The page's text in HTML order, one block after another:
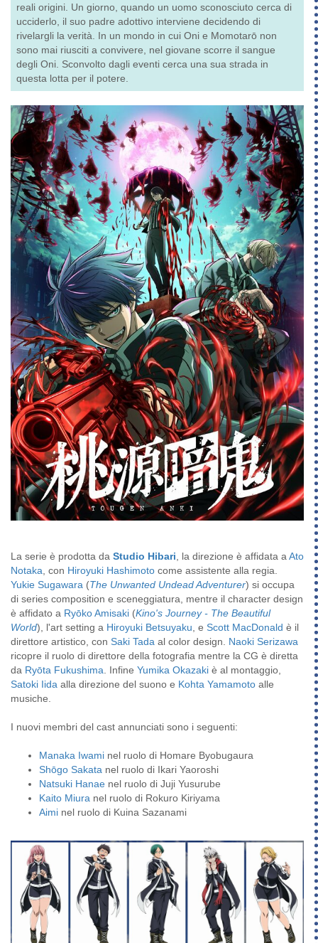
reali origini. Un giorno, quando un uomo sconosciuto cerca di
ucciderlo, il suo padre adottivo interviene decidendo di
rivelargli la verità. In un mondo in cui Oni e Momotarō non
sono mai riusciti a convivere, nel giovane scorre il sangue
degli Oni. Sconvolto dagli eventi cerca una sua strada in
questa lotta per il potere.
La serie è prodotta da Studio Hibari , la direzione è affidata a Ato
Notaka , con Hiroyuki Hashimoto come assistente alla regia.
Yukie Sugawara (The Unwanted Undead Adventurer) si occupa
di series composition e sceneggiatura, mentre il character design
è affidato a Ryōko Amisaki (Kino's Journey - The Beautiful
World), l'art setting a Hiroyuki Betsuyaku , e Scott MacDonald è il
direttore artistico, con Saki Tada al color design. Naoki Serizawa
ricopre il ruolo di direttore della fotografia mentre la CG è diretta
da Ryōta Fukushima . Infine Yumika Okazaki è al montaggio,
Satoki Iida alla direzione del suono e Kohta Yamamoto alle
musiche.
I nuovi membri del cast annunciati sono i seguenti:
Manaka Iwami nel ruolo di Homare Byobugaura
Shōgo Sakata nel ruolo di Ikari Yaoroshi
Natsuki Hanae nel ruolo di Juji Yusurube
Kaito Miura nel ruolo di Rokuro Kiriyama
Aimi nel ruolo di Kuina Sazanami